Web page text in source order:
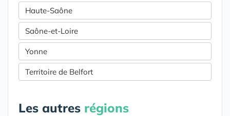
Haute-Saône
Saône-et-Loire
Yonne
Territoire de Belfort
Les autres régions